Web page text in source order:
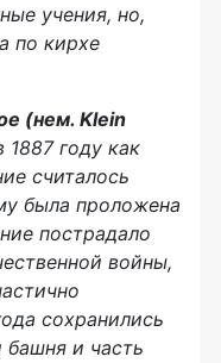
учения, но,
по кирхе
(нем. Klein
1887 году как
считалось
была проложена
пострадало
войны,
сохранились
и часть